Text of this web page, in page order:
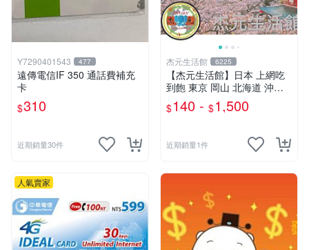
Y7290401543 477
遠傳電信IF 350 通話費補充
卡
$310
近期銷量30件
杰元生活館 6225
【杰元生活館】日本 上網吃
到飽 東京 岡山 北海道 沖繩
吃到飽 可ESIM
$140 - $1,500
近期銷量1件
人氣賣家